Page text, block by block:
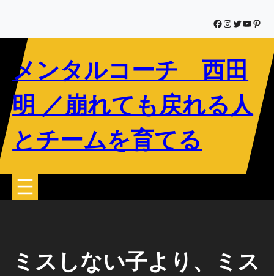
を
Facebook
Instagram
Twitter
YouTube
メンタルコーチ 西田
明 ／崩れても戻れる人
とチームを育てる
ミスしない子より、ミス